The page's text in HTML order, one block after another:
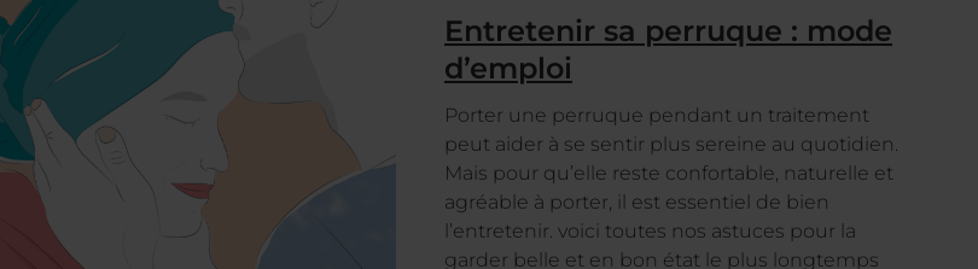
Entretenir sa perruque : mode
d’emploi
Porter une perruque pendant un traitement
peut aider à se sentir plus sereine au quotidien.
Mais pour qu’elle reste confortable, naturelle et
agréable à porter, il est essentiel de bien
l’entretenir. voici toutes nos astuces pour la
garder belle et en bon état le plus longtemps